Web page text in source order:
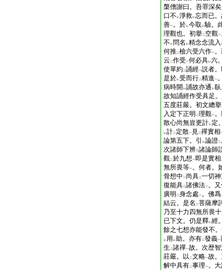
槃僧謝曰。吾罪深
口不 レ淨救レ忘而已
善一。於レ今取 レ驗。
理觀也。初擧二 空觀一
不 レ問名 レ精念念流
何推二檢六受六作一
云 二作受一何必具レ六
使單約 二誦經一説者
是於レ受而行二精進一
病時開 レ誦故亦通 レ
故知誦經作受具足
五度莊嚴。初文總擧
入定下正明 二理觀一
散心尚無豈更計レ定
レ計二 定散一 見二禪實相
論第五下。引 レ論證二
次諸師下辨三諸論師
觀二於九想一即是實相
無所畏等一。何者。
骨想中一尚具二一切
復能具二諸佛法一。
廣明 二身念處一。佛爲
結云。是名 二菩薩摩
乃至十力四無所畏
已下文。仍是釋レ經
餘之七想亦能發不
レ用 レ助。亦有二發義一
生 二諸禪一故。次歴
莊嚴。以 二文略一故
解中具有二事理一。